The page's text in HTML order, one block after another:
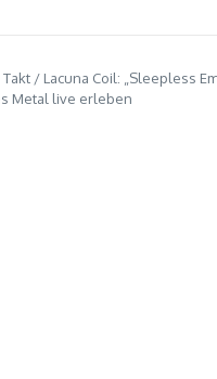
/ Lacuna Coil: „Sleepless
Metal live erleben